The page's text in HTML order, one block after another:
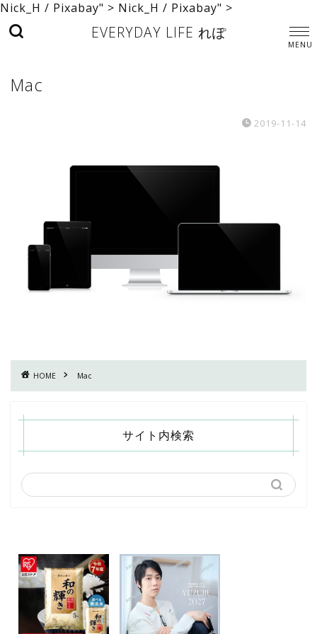
Nick_H / Pixabay" > Nick_H / Pixabay" >
EVERYDAY LIFE れぽ
Mac
2019-11-14
HOME Mac
サイト内検索